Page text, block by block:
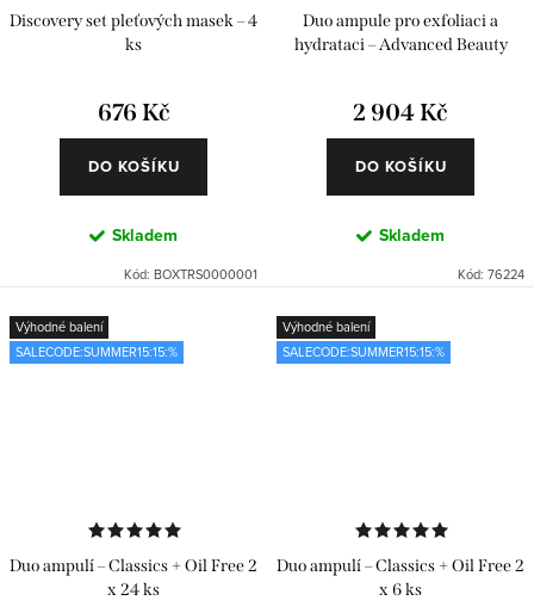
Discovery set pleťových masek – 4
ks
676 Kč
DO KOŠÍKU
Skladem
Kód: BOXTRS0000001
Duo ampule pro exfoliaci a
hydrataci – Advanced Beauty
2 904 Kč
DO KOŠÍKU
Skladem
Kód: 76224
Výhodné balení
SALECODE:SUMMER15:15:%
Duo ampulí – Classics + Oil Free 2
x 24 ks
Výhodné balení
SALECODE:SUMMER15:15:%
Duo ampulí – Classics + Oil Free 2
x 6 ks